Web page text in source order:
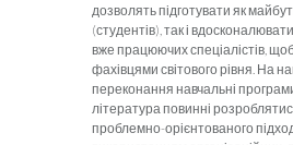
дозволять підготувати як
(студентів), так і
вже працюючих спеціалістів,
фахівцями світового рівня. На
переконання навчальні
література повинні
проблемно-орієнтованого